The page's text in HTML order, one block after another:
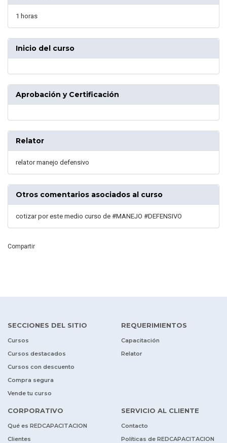
1 horas
Inicio del curso
Aprobación y Certificación
Relator
relator manejo defensivo
Otros comentarios asociados al curso
cotizar por este medio curso de #MANEJO #DEFENSIVO
Compartir
SECCIONES DEL SITIO
Cursos
Cursos destacados
Cursos con descuento
Compra segura
Vende tu curso
REQUERIMIENTOS
Capacitación
Relator
CORPORATIVO
Qué es REDCAPACITACION
Clientes
SERVICIO AL CLIENTE
Contacto
Políticas de REDCAPACITACION